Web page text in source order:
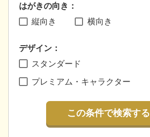
はがきの向き：
縦向き
横向き
デザイン：
スタンダード
プレミアム・キャラクター
この条件で検索する